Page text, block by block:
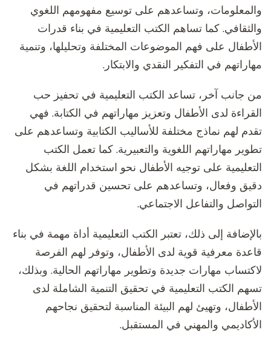
والمعلومات، وتساعدهم على توسيع مفهومهم اللغوي
والثقافي. كما تساهم الكتب التعليمية في بناء قدرات
الأطفال على فهم الموضوعات المختلفة وتحليلها، وتنمية
مهاراتهم في التفكير النقدي والابتكار.
من جانب آخر، تساعد الكتب التعليمية في تحفيز حب
القراءة لدى الأطفال وتعزيز مهاراتهم في الكتابة. فهي
تقدم لهم نماذج مختلفة للأساليب الكتابية وتساعدهم على
تطوير مهاراتهم اللغوية والتعبيرية. كما تعمل الكتب
التعليمية على توجيه الأطفال نحو استخدام اللغة بشكل
دقيق وفعال، وتساعدهم على تحسين قدراتهم في
التواصل والتفاعل الاجتماعي.
بالإضافة إلى ذلك، تعتبر الكتب التعليمية أداة مهمة في بناء
قاعدة معرفية قوية لدى الأطفال، وتوفر لهم الفرصة
لاكتساب مهارات جديدة وتطوير مهاراتهم الحالية. وبذلك،
تسهم الكتب التعليمية في تحقيق التنمية الشاملة لدى
الأطفال، وتهيئ لهم البيئة المناسبة لتحقيق نجاحهم
الأكاديمي والمهني في المستقبل.